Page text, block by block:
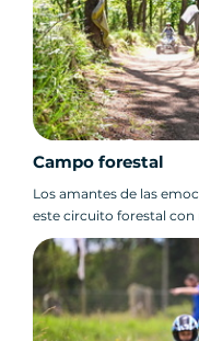
Campo forestal
Los amantes de las
este circuito forestal con